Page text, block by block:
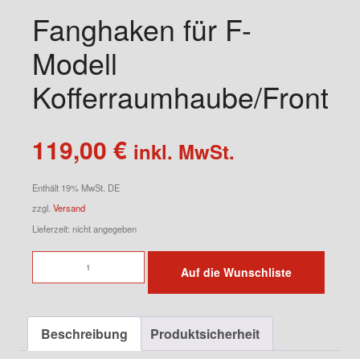
Fanghaken für F-
Modell
Kofferraumhaube/
119,00 € inkl. MwSt.
Enthält 19% MwSt. DE
zzgl. Versand
Lieferzeit: nicht angegeben
für
Modell
Kofferraumhaube/Fronthaube
Auf die Wunschliste
Beschreibung Produktsicherheit